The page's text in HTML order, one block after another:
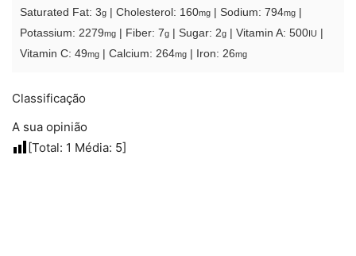
Saturated Fat: 3g Cholesterol: 160mg Sodium: 794mg
Potassium: 2279mg Fiber: 7g Sugar: 2g Vitamin A: 500IU
Vitamin C: 49mg Calcium: 264mg Iron: 26mg
Classificação
A sua opinião
[Total: 1 Média: 5]